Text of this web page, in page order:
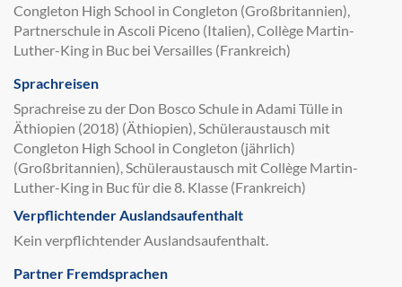
Congleton High School in Congleton (Großbritannien),
Partnerschule in Ascoli Piceno (Italien), Collège Martin-
Luther-King in Buc bei Versailles (Frankreich)
Sprachreisen
Sprachreise zu der Don Bosco Schule in Adami Tülle in
Äthiopien (2018) (Äthiopien), Schüleraustausch mit
Congleton High School in Congleton (jährlich)
(Großbritannien), Schüleraustausch mit Collège Martin-
Luther-King in Buc für die 8. Klasse (Frankreich)
Verpflichtender Auslandsaufenthalt
Kein verpflichtender Auslandsaufenthalt.
Partner Fremdsprachen